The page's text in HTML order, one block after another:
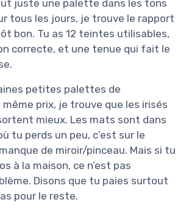
juste une palette dans les tons
tous les jours, je trouve le rapport
bon. Tu as 12 teintes utilisables,
correcte, et une tenue qui fait le
petites palettes de
prix, je trouve que les irisés
mieux. Les mats sont dans
tu perds un peu, c’est sur le
de miroir/pinceau. Mais si tu
à la maison, ce n’est pas
Disons que tu paies surtout
pour le reste.